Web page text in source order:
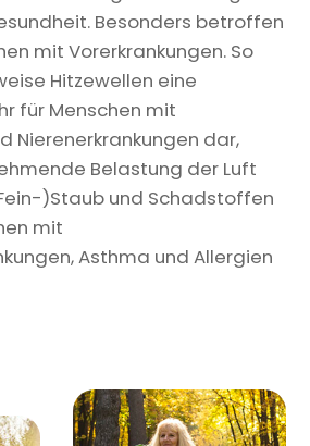
Besonders betroffen
mit Vorerkrankungen. So
Hitzewellen eine
für Menschen mit
Nierenerkrankungen dar,
Belastung der Luft
)Staub und Schadstoffen
mit
Asthma und Allergien